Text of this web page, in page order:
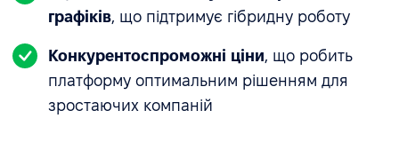
графіків, що підтримує гібридну роботу
Конкурентоспроможні ціни, що робить
платформу оптимальним рішенням для
зростаючих компаній